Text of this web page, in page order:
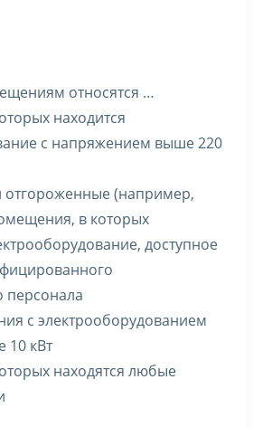
относятся …
находится
с напряжением выше 220
(например,
в которых
доступное
с электрооборудованием
кВт
находятся любые